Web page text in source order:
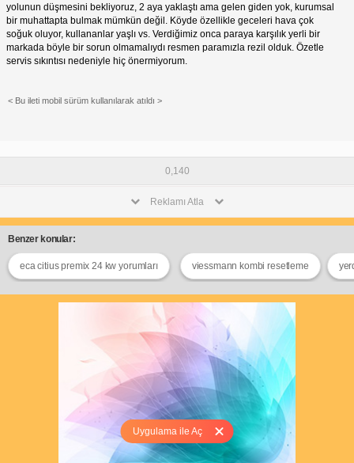
Uygulama ile Aç
yolunun düşmesini bekliyoruz, 2 aya yaklaştı ama gelen giden yok, kurumsal
bir muhattapta bulmak mümkün değil. Köyde özellikle geceleri hava çok
soğuk oluyor, kullananlar yaşlı vs. Verdiğimiz onca paraya karşılık yerli bir
markada böyle bir sorun olmamalıydı resmen paramızla rezil olduk. Özetle
servis sıkıntısı nedeniyle hiç önermiyorum.
< Bu ileti mobil sürüm kullanılarak atıldı >
0,140
Reklamı Atla
Benzer konular:
eca citius premix 24 kw yorumları viessmann kombi resetleme